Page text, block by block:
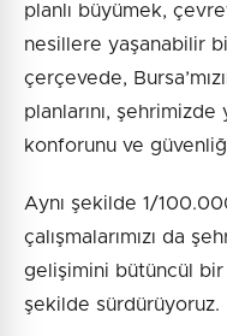
planlı büyümek,
nesillere yaşanabilir
çerçevede,
planlarını, şehrimizde
konforunu ve
Aynı şekilde 1/
çalışmalarımızı da
gelişimini bütüncül
şekilde sürdürüyoruz.